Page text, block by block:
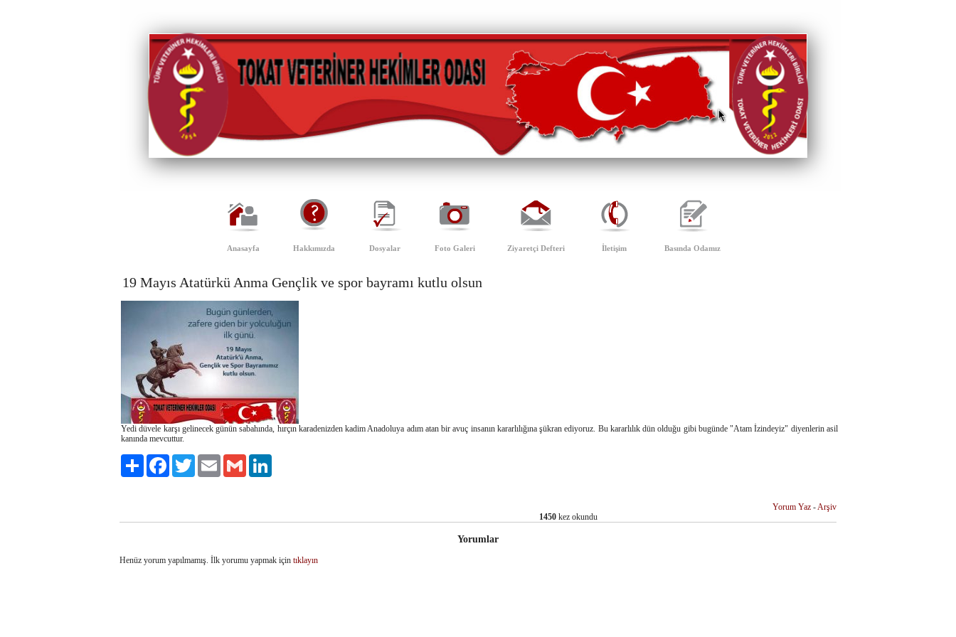
Anasayfa Hakkımızda Dosyalar Foto Galeri Ziyaretçi Defteri İletişim Basında Odamız
19 Mayıs Atatürkü Anma Gençlik ve spor bayramı kutlu olsun
Yedi düvele karşı gelinecek günün sabahında, hırçın karadenizden kadim Anadoluya adım atan bir avuç insanın kararlılığına şükran ediyoruz. Bu kararlılık dün olduğu gibi bugünde "Atam İzindeyiz" diyenlerin asil
kanında mevcuttur.
Paylaş FacebookTwitter Email Gmail
Yorum Yaz -Arşiv
1450 kez okundu
Yorumlar
Henüz yorum yapılmamış. İlk yorumu yapmak için tıklayın